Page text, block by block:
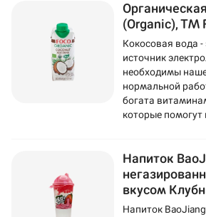
(Organic), ТМ
Кокосовая вода -
источник
необходимы
нормальной
богата
которые помогут
Напиток
вкусом
Напиток